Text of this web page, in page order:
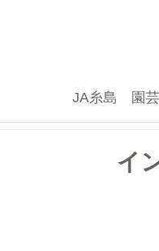
JA糸島 園
イ